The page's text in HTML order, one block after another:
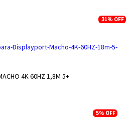
31% OFF
4K 60HZ 1,8M 5+
5% OFF